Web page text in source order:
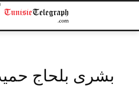
بشرى بلحاج